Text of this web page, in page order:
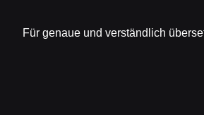
Für genaue und verständlich